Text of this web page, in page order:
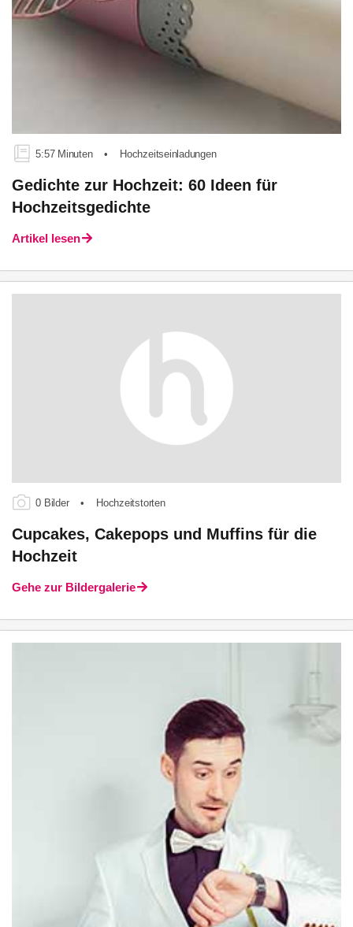
5:57 Minuten • Hochzeitseinladungen
Gedichte zur Hochzeit: 60 Ideen für
Hochzeitsgedichte
Artikel lesen
0 Bilder • Hochzeitstorten
Cupcakes, Cakepops und Muffins für die
Hochzeit
Gehe zur Bildergalerie